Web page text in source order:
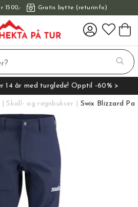
1500,- Gratis bytte (returinfo)
14 år med turglede! Opptil -60% >
Skall- og regnbukser Swix Blizzard